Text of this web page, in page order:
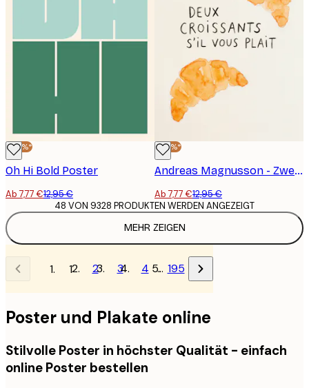
-40%*
Oh Hi Bold Poster
Ab 7,77 €12,95 €
-40%*
Andreas Magnusson - Zwei Croissants Bitte Poster
Ab 7,77 €12,95 €
MEHR ZEIGEN
48 VON 9328 PRODUKTEN WERDEN ANGEZEIGT
1 2 3 4 … 195
Poster und Plakate online
Stilvolle Poster in höchster Qualität - einfach
online Poster bestellen